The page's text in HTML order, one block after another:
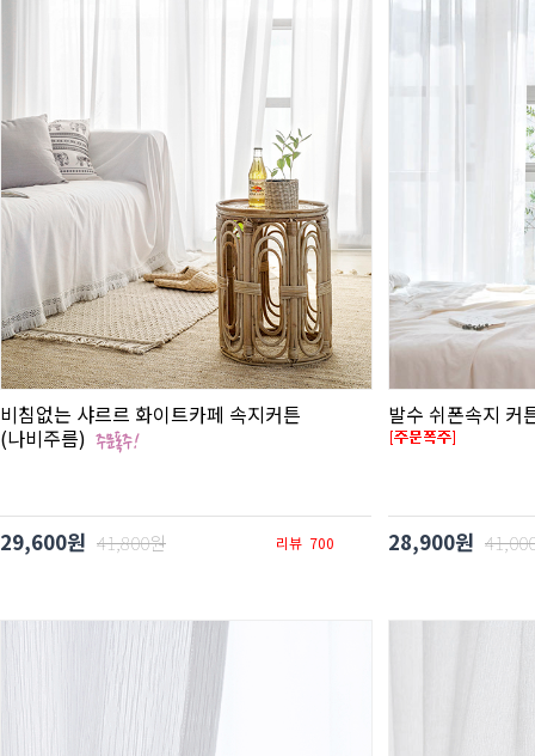
비침없는 샤르르 화이트카페 속지커튼
(나비주름)
29,600원 41,800원 리뷰 700
발수 쉬폰속지 커
28,900원